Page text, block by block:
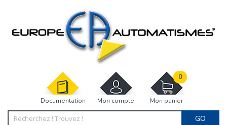
Documentation Mon compte Mon panier
0
GO